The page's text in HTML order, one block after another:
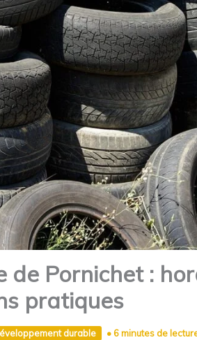
de Pornichet :
pratiques
durable • 6 minutes de